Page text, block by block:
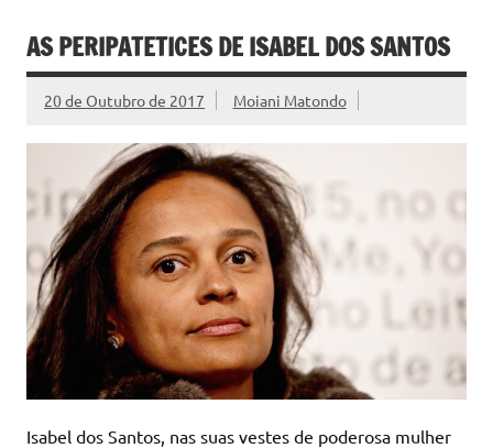
AS PERIPATETICES DE ISABEL DOS SANTOS
20 de Outubro de 2017 Moiani Matondo
Isabel dos Santos, nas suas vestes de poderosa mulher